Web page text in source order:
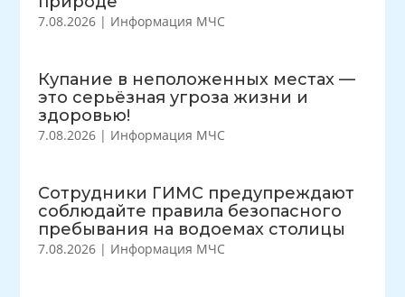
7.08.2026 | Информация МЧС
Купание в неположенных местах —
это серьёзная угроза жизни и
здоровью!
7.08.2026 | Информация МЧС
Сотрудники ГИМС предупреждают
соблюдайте правила безопасного
пребывания на водоемах столицы
7.08.2026 | Информация МЧС